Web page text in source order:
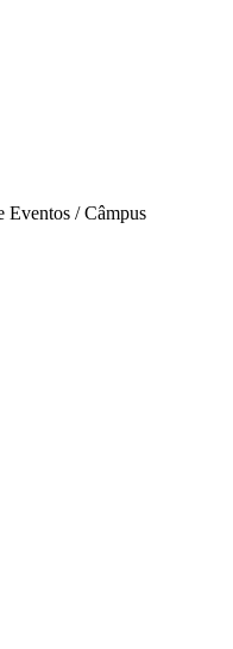
Eventos / Câmpus